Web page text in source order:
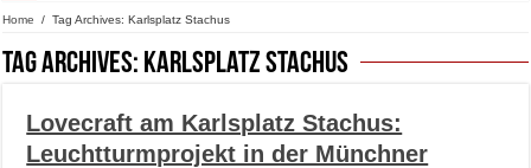
Home / Tag Archives: Karlsplatz Stachus
Tag Archives: Karlsplatz Stachus
Lovecraft am Karlsplatz Stachus:
Leuchtturmprojekt in der Münchner